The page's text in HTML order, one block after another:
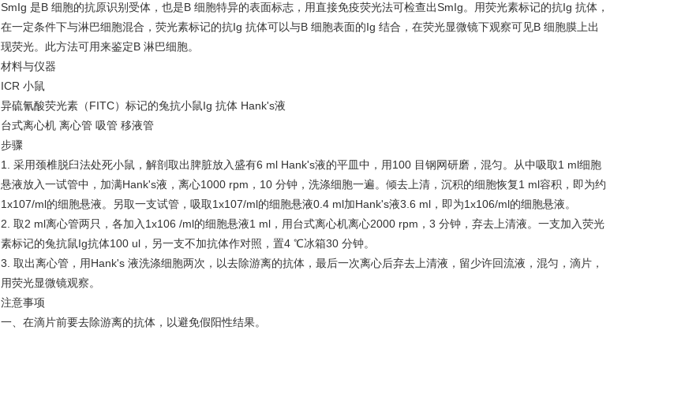
SmIg 是B 细胞的抗原识别受体，也是B 细胞特异的表面标志，用直接免疫荧光法可检查出SmIg。用荧光素标记的抗Ig 抗体，
在一定条件下与淋巴细胞混合，荧光素标记的抗Ig 抗体可以与B 细胞表面的Ig 结合，在荧光显微镜下观察可见B 细胞膜上出
现荧光。此方法可用来鉴定B 淋巴细胞。
材料与仪器
ICR 小鼠
异硫氰酸荧光素（FITC）标记的兔抗小鼠Ig 抗体 Hank's液
台式离心机 离心管 吸管 移液管
步骤
1. 采用颈椎脱臼法处死小鼠，解剖取出脾脏放入盛有6 ml Hank's液的平皿中，用100 目钢网研磨，混匀。从中吸取1 ml细胞
悬液放入一试管中，加满Hank's液，离心1000 rpm，10 分钟，洗涤细胞一遍。倾去上清，沉积的细胞恢复1 ml容积，即为约
1x107/ml的细胞悬液。另取一支试管，吸取1x107/ml的细胞悬液0.4 ml加Hank's液3.6 ml，即为1x106/ml的细胞悬液。
2. 取2 ml离心管两只，各加入1x106 /ml的细胞悬液1 ml，用台式离心机离心2000 rpm，3 分钟，弃去上清液。一支加入荧光
素标记的兔抗鼠Ig抗体100 ul，另一支不加抗体作对照，置4 ℃冰箱30 分钟。
3. 取出离心管，用Hank's 液洗涤细胞两次，以去除游离的抗体，最后一次离心后弃去上清液，留少许回流液，混匀，滴片，
用荧光显微镜观察。
注意事项
一、在滴片前要去除游离的抗体，以避免假阳性结果。